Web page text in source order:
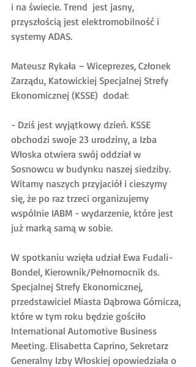
i na świecie. Trend  jest jasny,
przyszłością jest elektromobilność i
systemy ADAS.
Mateusz Rykała – Wiceprezes, Członek
Zarządu, Katowickiej Specjalnej Strefy
Ekonomicznej (KSSE)  dodał:
- Dziś jest wyjątkowy dzień. KSSE
obchodzi swoje 23 urodziny, a Izba
Włoska otwiera swój oddział w
Sosnowcu w budynku naszej siedziby.
Witamy naszych przyjaciół i cieszymy
się, że po raz trzeci organizujemy
wspólnie IABM - wydarzenie, które jest
już marką samą w sobie.
W spotkaniu wzięła udział Ewa Fudali-
Bondel, Kierownik/Pełnomocnik ds.
Specjalnej Strefy Ekonomicznej,
przedstawiciel Miasta Dąbrowa Górnicza,
które w tym roku będzie gościło
International Automotive Business
Meeting. Elisabetta Caprino, Sekretarz
Generalny Izby Włoskiej opowiedziała o